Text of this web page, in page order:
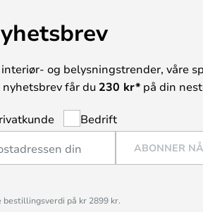
og belysningstrender, våre
nyhetsbrev får du 230 kr*på din
Bedrift
ABONNER NÅ
bestillingsverdi på kr 2899 kr.